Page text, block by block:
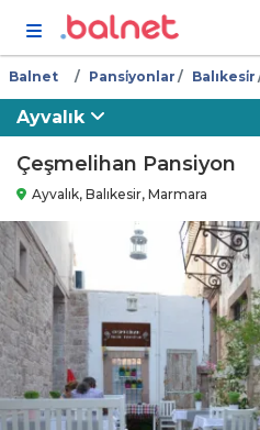
Balnet Pansi̇yonlar Balıkesi̇r
Ayvalık
Çeşmelihan Pansiyon
Ayvalık, Balıkesir, Marmara